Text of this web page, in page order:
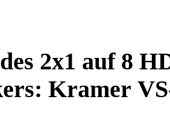
2x1 auf 8
Kramer